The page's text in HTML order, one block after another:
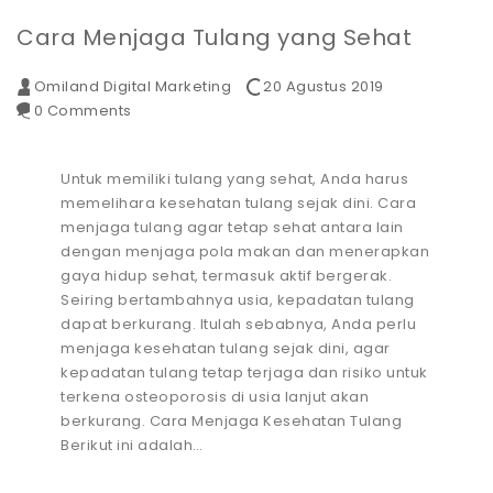
Cara Menjaga Tulang yang Sehat
Omiland Digital Marketing
20 Agustus 2019
0 Comments
Untuk memiliki tulang yang sehat, Anda harus
memelihara kesehatan tulang sejak dini. Cara
menjaga tulang agar tetap sehat antara lain
dengan menjaga pola makan dan menerapkan
gaya hidup sehat, termasuk aktif bergerak.
Seiring bertambahnya usia, kepadatan tulang
dapat berkurang. Itulah sebabnya, Anda perlu
menjaga kesehatan tulang sejak dini, agar
kepadatan tulang tetap terjaga dan risiko untuk
terkena osteoporosis di usia lanjut akan
berkurang. Cara Menjaga Kesehatan Tulang
Berikut ini adalah…